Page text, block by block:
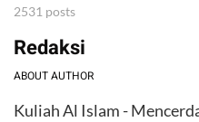
2531 posts
Redaksi
ABOUT AUTHOR
Kuliah Al Islam -